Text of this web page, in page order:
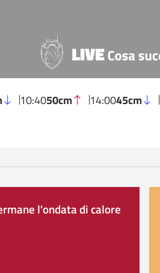
10:4050cm 14:0045cm
l'ondata di calore